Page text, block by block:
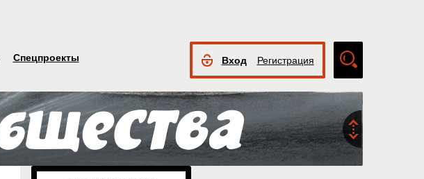
Спецпроекты Вход Регистрация
поиск